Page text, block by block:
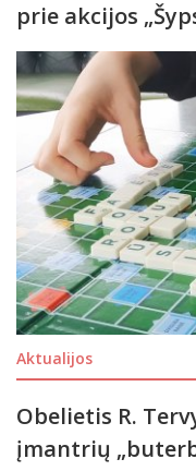
prie akcijos
Aktualijos
Obelietis R.
įmantrių